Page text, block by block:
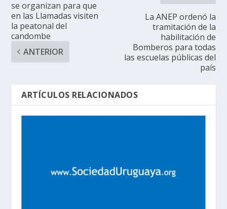
se organizan para que
en las Llamadas visiten
la peatonal del
candombe
ANTERIOR
La ANEP ordenó la
tramitación de la
habilitación de
Bomberos para todas
las escuelas públicas del
país
ARTÍCULOS RELACIONADOS